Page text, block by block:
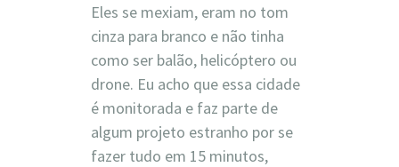
Eles se mexiam, eram no tom
cinza para branco e não tinha
como ser balão, helicóptero ou
drone. Eu acho que essa cidade
é monitorada e faz parte de
algum projeto estranho por se
fazer tudo em 15 minutos,